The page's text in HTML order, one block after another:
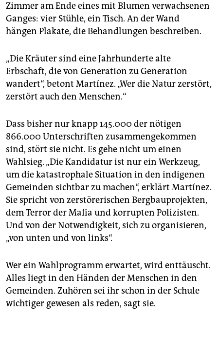
Zimmer am Ende eines mit Blumen verwachsenen
Ganges: vier Stühle, ein Tisch. An der Wand
hängen Plakate, die Behandlungen beschreiben.
„Die Kräuter sind eine Jahrhunderte alte
Erbschaft, die von Generation zu Generation
wandert“, betont Martínez. „Wer die Natur zerstört,
zerstört auch den Menschen.“
Dass bisher nur knapp 145.000 der nötigen
866.000 Unterschriften zusammengekommen
sind, stört sie nicht. Es gehe nicht um einen
Wahlsieg. „Die Kandidatur ist nur ein Werkzeug,
um die katastrophale Situation in den indigenen
Gemeinden sichtbar zu machen“, erklärt Martínez.
Sie spricht von zerstörerischen Bergbauprojekten,
dem Terror der Mafia und korrupten Polizisten.
Und von der Notwendigkeit, sich zu organisieren,
„von unten und von links“.
Wer ein Wahlprogramm erwartet, wird enttäuscht.
Alles liegt in den Händen der Menschen in den
Gemeinden. Zuhören sei ihr schon in der Schule
wichtiger gewesen als reden, sagt sie.